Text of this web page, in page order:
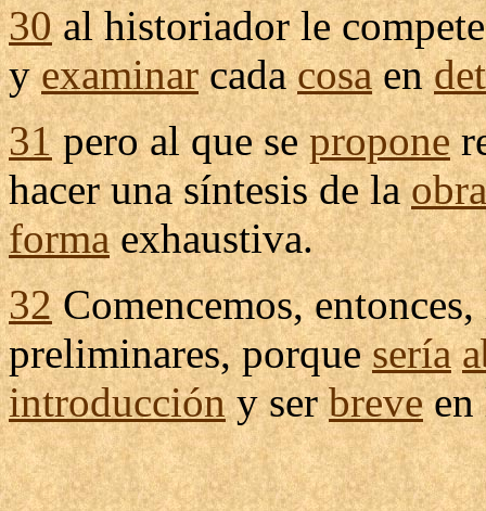
30alhistoriadorlecompete
yexaminarcadacosaen
31pero al que sepropone
hacer unasíntesisde laobra
forma exhaustiva.
32 Comencemos,
preliminares, porquesería
introduccióny serbreveen